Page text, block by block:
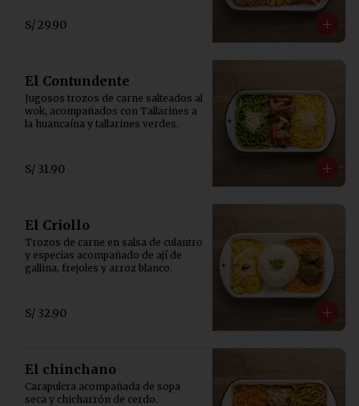
S/ 29.90
El Contundente
Jugosos trozos de carne salteados al
wok, acompañados con Tallarines a
la huancaína y tallarines verdes.
S/ 31.90
El Criollo
Trozos de carne en salsa de culantro
y especias acompañado de ají de
gallina, frejoles y arroz blanco.
S/ 32.90
El chinchano
Carapulcra acompañada de sopa
seca y chicharrón de cerdo.